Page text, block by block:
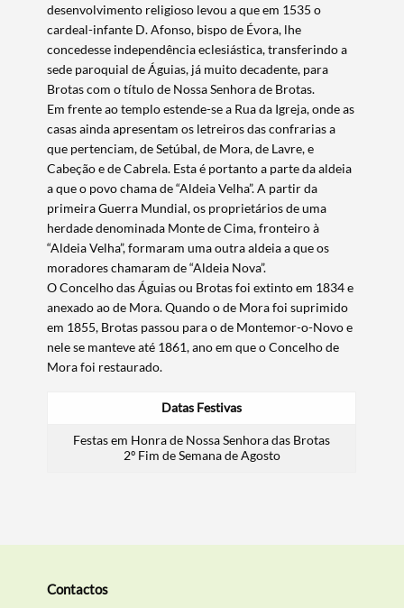
Filtros
desenvolvimento religioso levou a que em 1535 o
cardeal-infante D. Afonso, bispo de Évora, lhe
concedesse independência eclesiástica, transferindo a
sede paroquial de Águias, já muito decadente, para
Brotas com o título de Nossa Senhora de Brotas.
Em frente ao templo estende-se a Rua da Igreja, onde as
casas ainda apresentam os letreiros das confrarias a
que pertenciam, de Setúbal, de Mora, de Lavre, e
Cabeção e de Cabrela. Esta é portanto a parte da aldeia
a que o povo chama de “Aldeia Velha”. A partir da
primeira Guerra Mundial, os proprietários de uma
herdade denominada Monte de Cima, fronteiro à
“Aldeia Velha”, formaram uma outra aldeia a que os
moradores chamaram de “Aldeia Nova”.
O Concelho das Águias ou Brotas foi extinto em 1834 e
anexado ao de Mora. Quando o de Mora foi suprimido
em 1855, Brotas passou para o de Montemor-o-Novo e
nele se manteve até 1861, ano em que o Concelho de
Mora foi restaurado.
Datas Festivas
Festas em Honra de Nossa Senhora das Brotas
2º Fim de Semana de Agosto
Contactos